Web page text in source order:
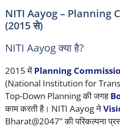
NITI Aayog – Planning
(2015 से)
NITI Aayog क्या है?
2015 में Planning
(National Institution for
Top-Down Planning की जगह
काम करती है। NITI Aayog ने
Bharat@2047” की परिकल्पना